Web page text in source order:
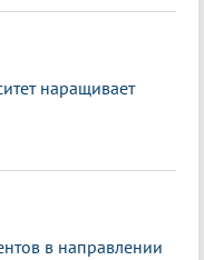
наращивает
в направлении